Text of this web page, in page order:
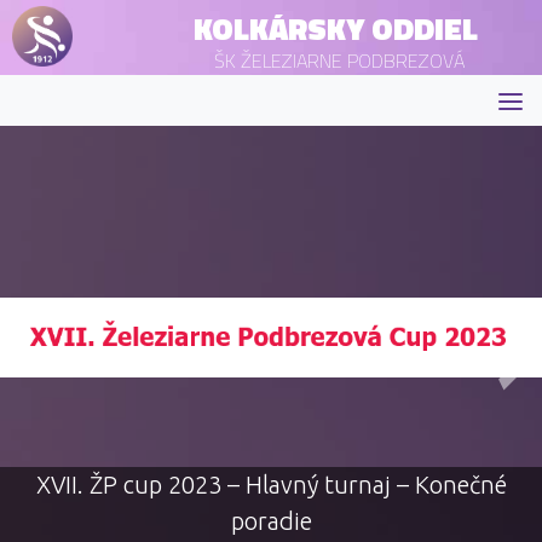
KOLKÁRSKY ODDIEL
ŠK ŽELEZIARNE PODBREZOVÁ
XVII. ŽP cup 2023 – Hlavný turnaj – Konečné
poradie